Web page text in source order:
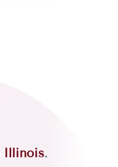
Illinois.